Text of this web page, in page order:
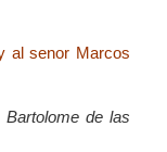
al senor Marcos
de las